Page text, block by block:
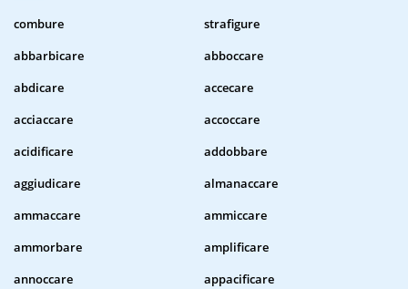
combure
strafigure
abbarbicare
abboccare
abdicare
accecare
acciaccare
accoccare
acidificare
addobbare
aggiudicare
almanaccare
ammaccare
ammiccare
ammorbare
amplificare
annoccare
appacificare